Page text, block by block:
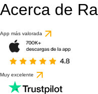
Acerca de
App más valorada
Muy excelente